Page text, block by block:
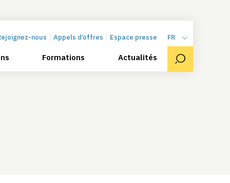
nous Appels d’offres Espace presse
Formations Actualités
FR